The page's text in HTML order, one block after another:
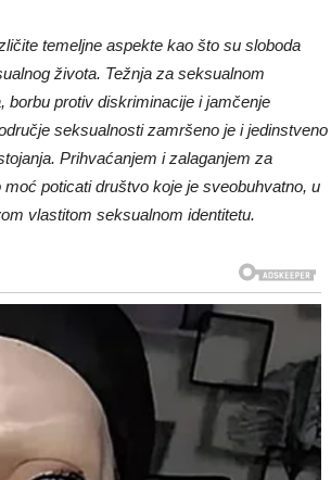
temeljne aspekte kao što su sloboda
života. Težnja za seksualnom
borbu protiv diskriminacije i jamčenje
seksualnosti zamršeno je i jedinstveno
Prihvaćanjem i zalaganjem za
poticati društvo koje je sveobuhvatno, u
vlastitom seksualnom identitetu.